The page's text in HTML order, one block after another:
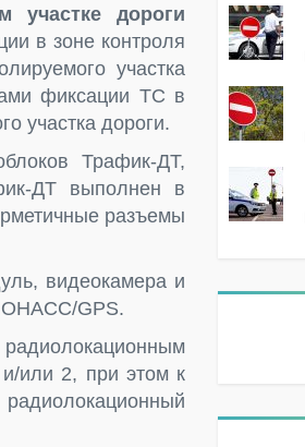
участке дороги
в зоне контроля
участка
фиксации ТС в
участка дороги.
Трафик-ДТ,
ДТ выполнен в
разъемы
видеокамера и
GPS.
или 2, при этом к